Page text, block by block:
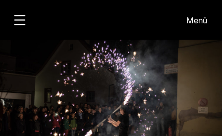
Übersicht
Medien
Kontakt
Menü